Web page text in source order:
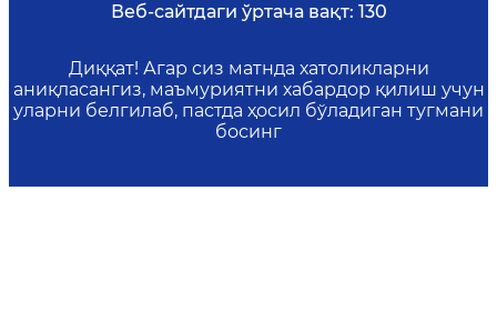
Веб-сайтдаги ўртача вақт: 130
Диққат! Агар сиз матнда хатоликларни
аниқласангиз, маъмуриятни хабардор қилиш учун
уларни белгилаб, пастда ҳосил бўладиган тугмани
босинг